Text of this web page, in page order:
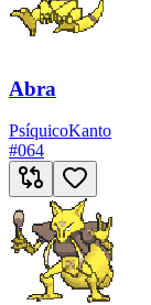
Abra
PsíquicoKanto
#064